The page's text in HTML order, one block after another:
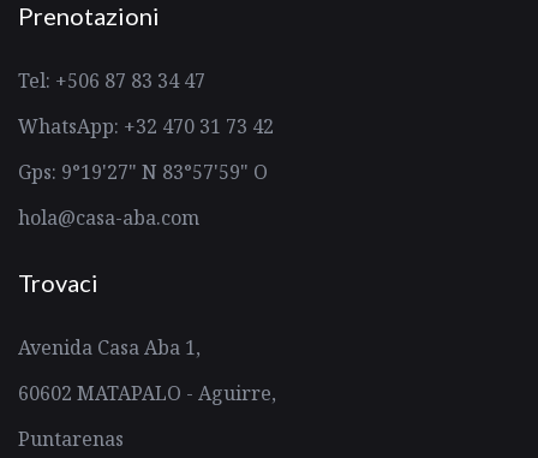
Prenotazioni
Tel: +506 87 83 34 47
WhatsApp: +32 470 31 73 42
Gps: 9°19'27" N 83°57'59" O
hola@casa-aba.com
Trovaci
Avenida Casa Aba 1,
60602 MATAPALO - Aguirre,
Puntarenas